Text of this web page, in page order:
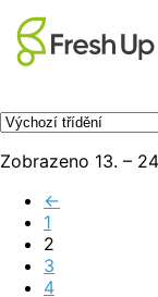
Zobrazeno 13. –
←
1
2
3
4